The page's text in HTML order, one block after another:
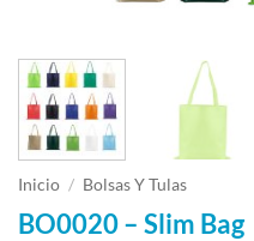
Inicio / Bolsas Y Tulas
BO0020 – Slim Bag